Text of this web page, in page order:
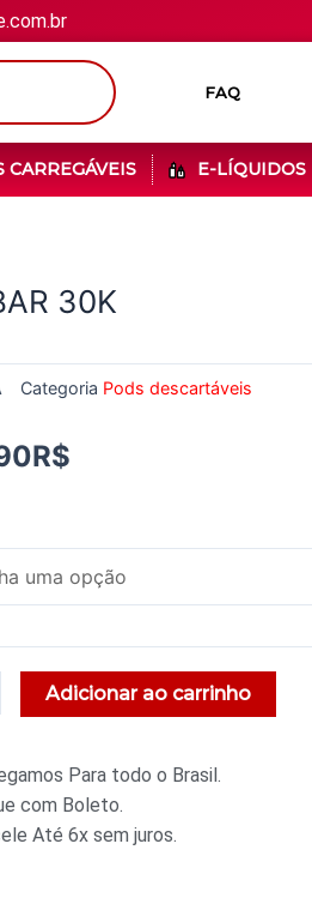
FAQ
CARREGÁVEIS E-LÍQUIDOS
30K
Categoria Pods descartáveis
R$
Adicionar ao carrinho
Para todo o Brasil.
com Boleto.
Até 6x sem juros.